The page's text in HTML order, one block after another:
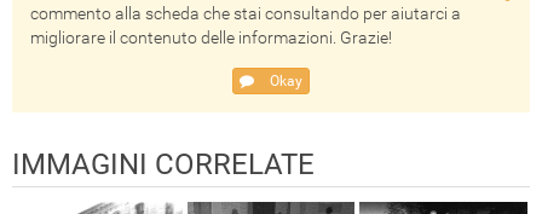
commento alla scheda che stai consultando per aiutarci a
migliorare il contenuto delle informazioni. Grazie!
Okay
IMMAGINI CORRELATE